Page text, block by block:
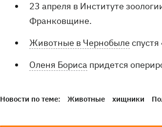
23 апреля в Институте
Франковщине.
Животные в Чернобыле
Оленя Бориса придется
Новости по теме: Животные хищники